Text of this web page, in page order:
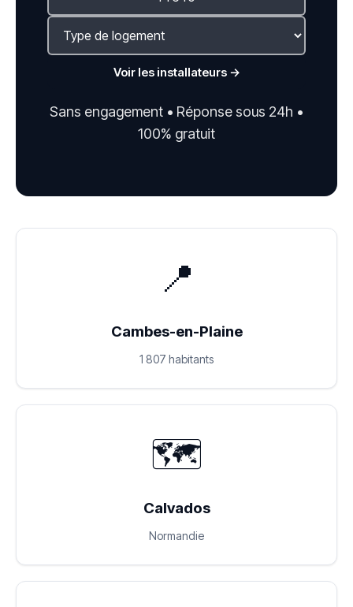
Voir les installateurs →
Sans engagement • Réponse sous 24h •
100% gratuit
📍
Cambes-en-Plaine
1 807 habitants
🗺️
Calvados
Normandie